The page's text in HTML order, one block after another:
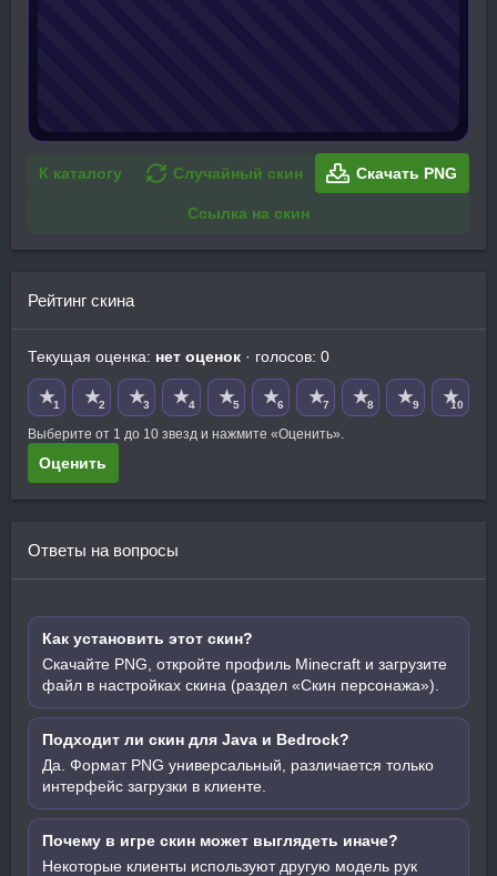
К каталогу Случайный скин Скачать PNG
Ссылка на скин
Рейтинг скина
Текущая оценка: нет оценок · голосов: 0
★1 ★2 ★3 ★4 ★5 ★6 ★7 ★8 ★9 ★10
Выберите от 1 до 10 звезд и нажмите «Оценить».
Оценить
Ответы на вопросы
Как установить этот скин?
Скачайте PNG, откройте профиль Minecraft и загрузите
файл в настройках скина (раздел «Скин персонажа»).
Подходит ли скин для Java и Bedrock?
Да. Формат PNG универсальный, различается только
интерфейс загрузки в клиенте.
Почему в игре скин может выглядеть иначе?
Некоторые клиенты используют другую модель рук